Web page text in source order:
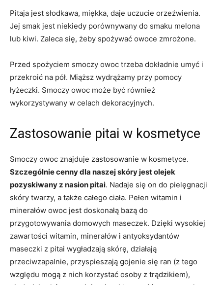
Pitaja jest słodkawa, miękka, daje uczucie orzeźwienia.
Jej smak jest niekiedy porównywany do smaku melona
lub kiwi. Zaleca się, żeby spożywać owoce zmrożone.
Przed spożyciem smoczy owoc trzeba dokładnie umyć i
przekroić na pół. Miąższ wydrążamy przy pomocy
łyżeczki. Smoczy owoc może być również
wykorzystywany w celach dekoracyjnych.
Zastosowanie pitai w kosmetyce
Smoczy owoc znajduje zastosowanie w kosmetyce.
Szczególnie cenny dla naszej skóry jest olejek
pozyskiwany z nasion pitai. Nadaje się on do pielęgnacji
skóry twarzy, a także całego ciała. Pełen witamin i
minerałów owoc jest doskonałą bazą do
przygotowywania domowych maseczek. Dzięki wysokiej
zawartości witamin, minerałów i antyoksydantów
maseczki z pitai wygładzają skórę, działają
przeciwzapalnie, przyspieszają gojenie się ran (z tego
względu mogą z nich korzystać osoby z trądzikiem),